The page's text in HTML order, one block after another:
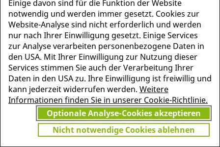
MEHR INFORMATIONEN
ZU PSCHYREMBEL
JETZT
GRATIS TESTEN
Einige davon sind für die Funktion der Website
notwendig und werden immer gesetzt. Cookies zur
Website-Analyse sind nicht erforderlich und werden
nur nach Ihrer Einwilligung gesetzt. Einige Services
zur Analyse verarbeiten personenbezogene Daten in
den USA. Mit Ihrer Einwilligung zur Nutzung dieser
Services stimmen Sie auch der Verarbeitung Ihrer
Daten in den USA zu. Ihre Einwilligung ist freiwillig und
kann jederzeit widerrufen werden. Weitere
Informationen finden Sie in unserer Cookie-Richtlinie.
Optionale Analyse-Cookies akzeptieren
Nicht notwendige Cookies ablehnen